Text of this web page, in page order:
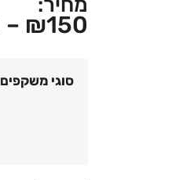
₪150
–
סוגי משקפים